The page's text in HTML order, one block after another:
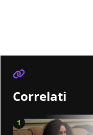
Correlati
1